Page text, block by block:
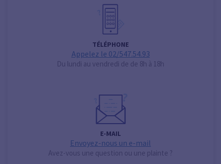
TÉLÉPHONE
Appelez le 02/547.54.93
Du lundi au vendredi de de 8h à 18h
E-MAIL
Envoyez-nous un e-mail
Avez-vous une question ou une plainte ?